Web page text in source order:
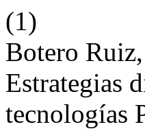
(1)
Botero
Estrategias
tecnologías